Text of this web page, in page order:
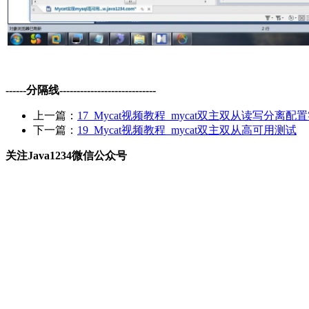
------分隔线----------------------------
上一篇： 17_Mycat视频教程_mycat双主双从读写分离配
下一篇： 19_Mycat视频教程_mycat双主双从高可用测试
关注Java1234微信公众号